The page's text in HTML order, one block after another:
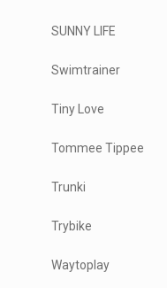
SUNNY LIFE
Swimtrainer
Tiny Love
Tommee Tippee
Trunki
Trybike
Waytoplay